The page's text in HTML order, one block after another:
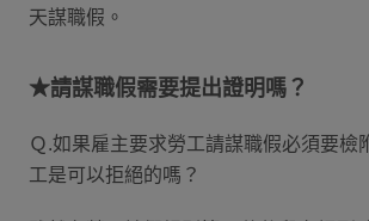
天謀職假。
★請謀職假需要提出證明嗎？
Ｑ.如果雇主要求勞工請謀職假必須要檢
工是可以拒絕的嗎？